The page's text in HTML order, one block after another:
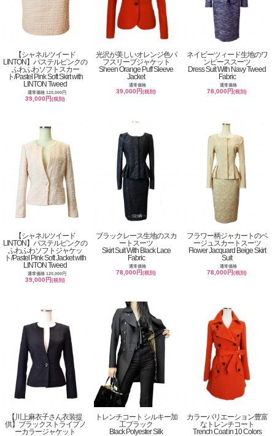
【シャネルツイード
LINTON】パステルピンクの
ふわふわソフトスカー
ト/Pastel Pink Soft Skirt with
LINTON Tweed
通常価格 120,000円
39,000円(税別)
光沢が美しいオレンジ色パ
フスリーブジャケット
Sheen Orange Puff Sleeve
Jacket
通常価格
39,000円(税別)
ネイビーツィード生地のワ
ンピーススーツ
Dress Suit With Navy Tweed
Fabric
通常価格
78,000円(税別)
【シャネルツイード
LINTON】パステルピンクの
ふわふわソフトジャケッ
ト/Pastel Pink Soft Jacket with
LINTON Tweed
通常価格 120,000円
39,000円(税別)
ブラックレース生地のスカ
ートスーツ
Skirt Suit With Black Lace
Fabric
通常価格
78,000円(税別)
フラワー柄ジャカートのベ
ージュスカートスーツ
Flower Jacquard Beige Skirt
Suit
通常価格
78,000円(税別)
【川上麻衣子さん衣装提
供】ブラックストライプノ
ーカラージャケット
トレンチコート シルキー加
工ブラック
Black Polyester Silk
カラーバリエーション豊富
なトレンチコート
Trench Coat in 10 Colors